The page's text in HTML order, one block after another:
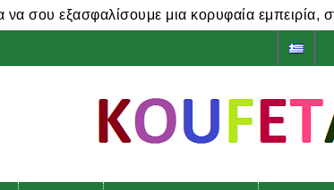
να σου εξασφαλίσουμε μια κορυφαία